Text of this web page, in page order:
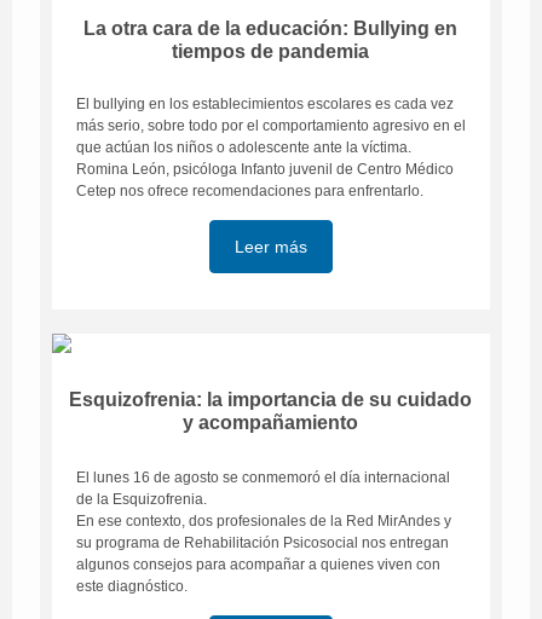
La otra cara de la educación: Bullying en
tiempos de pandemia
El bullying en los establecimientos escolares es cada vez
más serio, sobre todo por el comportamiento agresivo en el
que actúan los niños o adolescente ante la víctima.
Romina León, psicóloga Infanto juvenil de Centro Médico
Cetep nos ofrece recomendaciones para enfrentarlo.
Leer más
Esquizofrenia: la importancia de su cuidado
y acompañamiento
El lunes 16 de agosto se conmemoró el día internacional
de la Esquizofrenia.
En ese contexto, dos profesionales de la Red MirAndes y
su programa de Rehabilitación Psicosocial nos entregan
algunos consejos para acompañar a quienes viven con
este diagnóstico.